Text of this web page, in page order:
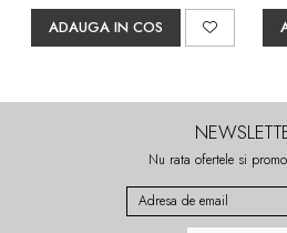
ADAUGA IN COS
Nu rata ofertele si